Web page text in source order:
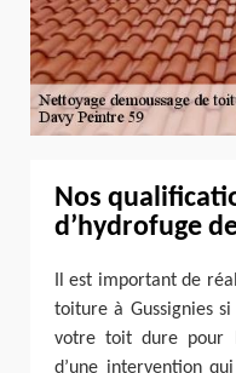
Nos
d’hydrofuge
Il est important de
toiture à Gussignies
votre toit dure pour
d’une intervention